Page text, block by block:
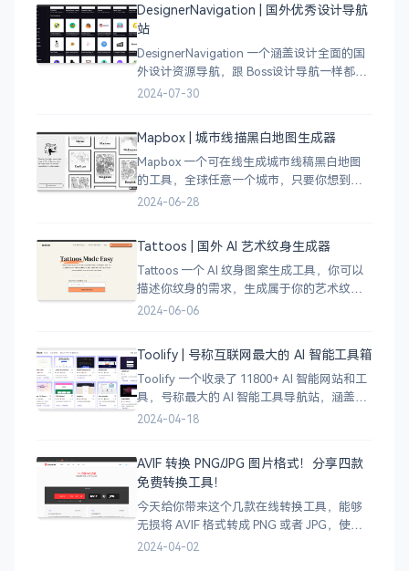
DesignerNavigation | 国外优秀设计导航
站
DesignerNavigation 一个涵盖设计全面的国
外设计资源导航，跟 Boss设计导航一样都是
分门别类的划分设计灵感、资讯、UI 资源、
2024-07-30
Mapbox | 城市线描黑白地图生成器
Mapbox 一个可在线生成城市线稿黑白地图
的工具，全球任意一个城市，只要你想到的
城市，直接搜索城市名称，自动生成该城市
成了
2024-06-28
Tattoos | 国外 AI 艺术纹身生成器
Tattoos 一个 AI 纹身图案生成工具，你可以
描述你纹身的需求，生成属于你的艺术纹身
图案，通过艺术表达自己，让纹身不仅仅是
2024-06-06
Toolify | 号称互联网最大的 AI 智能工具箱
Toolify 一个收录了 11800+ AI 智能网站和工
具，号称最大的 AI 智能工具导航站，涵盖了
AI 图像、AI 写作、AI 音视频工具、聊天机器
2024-04-18
AVIF 转换 PNG/JPG 图片格式！分享四款
免费转换工具！
今天给你带来这个几款在线转换工具，能够
无损将 AVIF 格式转成 PNG 或者 JPG，使用
很简单，只需将 AVIF 图像拖拽上传即可完成
2024-04-02